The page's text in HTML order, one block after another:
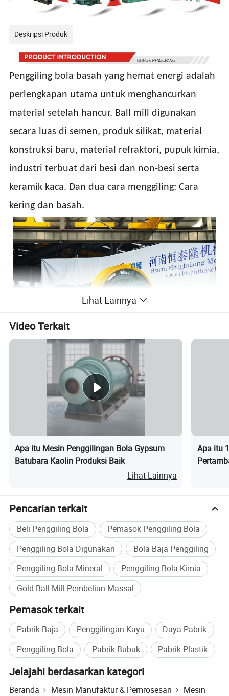
Deskripsi Produk
Penggiling bola basah yang hemat energi adalah
perlengkapan utama untuk menghancurkan
material setelah hancur. Ball mill digunakan
secara luas di semen, produk silikat, material
konstruksi baru, material refraktori, pupuk kimia,
industri terbuat dari besi dan non-besi serta
keramik kaca. Dan dua cara menggiling: Cara
kering dan basah.
Lihat Lainnya
Video Terkait
Apa itu Mesin Penggilingan Bola Gypsum
Batubara Kaolin Produksi Baik
Lihat Lainnya
Apa itu
Pencarian terkait
Beli Penggiling Bola
Pemasok Penggiling Bola
Penggiling Bola Digunakan
Bola Baja Penggiling
Penggiling Bola Mineral
Penggiling Bola Kimia
Gold Ball Mill Pembelian Massal
Pemasok terkait
Pabrik Baja Penggilingan Kayu
Daya Pabrik
Penggiling Bola
Pabrik Bubuk Pabrik Plastik
Jelajahi berdasarkan kategori
Beranda Mesin Manufaktur & Pemrosesan Mesin